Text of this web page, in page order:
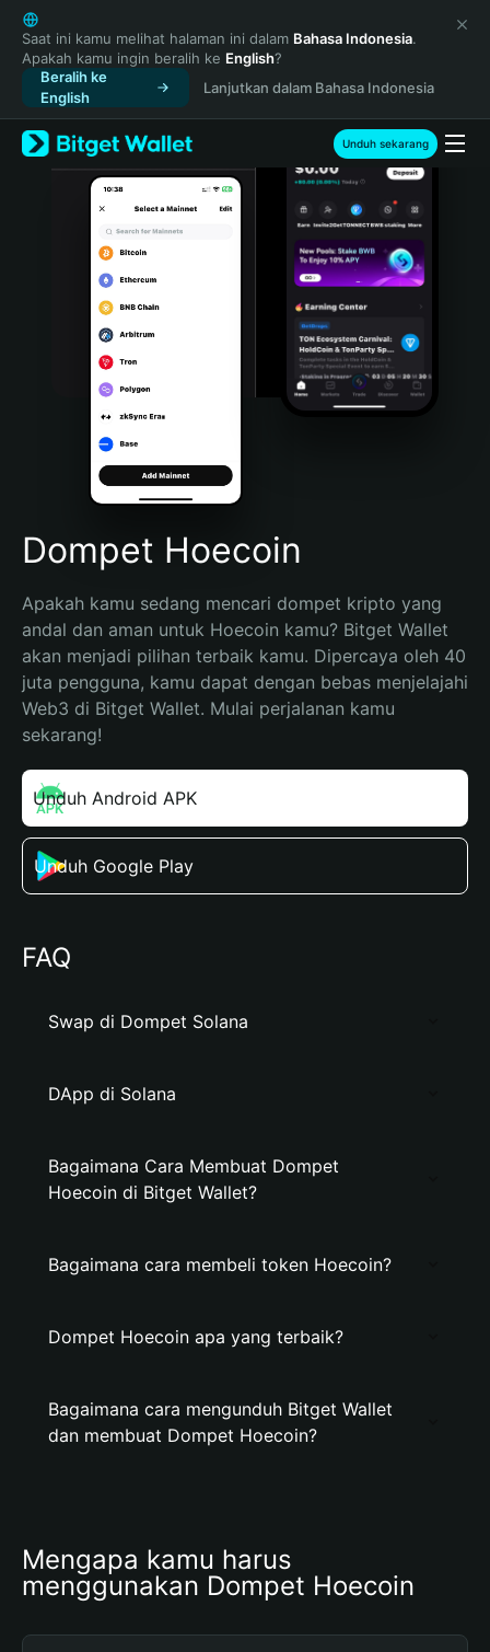
English
日本語
Tiếng Việt
Русский
Español (Latinoamérica)
Türkçe
Italiano
Português (Portugal)
Bahasa Indonesia
Português (Brasil)
Español (Argentina)
Saat ini kamu melihat halaman ini dalam Bahasa Indonesia.
Apakah kamu ingin beralih ke English?
Beralih ke
English
Lanjutkan dalam Bahasa Indonesia
Unduh sekarang
Dompet Hoecoin
Apakah kamu sedang mencari dompet kripto yang
andal dan aman untuk Hoecoin kamu? Bitget Wallet
akan menjadi pilihan terbaik kamu. Dipercaya oleh 40
juta pengguna, kamu dapat dengan bebas menjelajahi
Web3 di Bitget Wallet. Mulai perjalanan kamu
sekarang!
Unduh Android APK
Unduh Google Play
FAQ
Swap di Dompet Solana
DApp di Solana
Bagaimana Cara Membuat Dompet
Hoecoin di Bitget Wallet?
Bagaimana cara membeli token Hoecoin?
Dompet Hoecoin apa yang terbaik?
Bagaimana cara mengunduh Bitget Wallet
dan membuat Dompet Hoecoin?
Mengapa kamu harus
menggunakan Dompet Hoecoin